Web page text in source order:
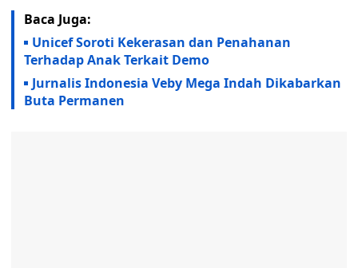
Baca Juga:
Unicef Soroti Kekerasan dan Penahanan
Terhadap Anak Terkait Demo
Jurnalis Indonesia Veby Mega Indah Dikabarkan
Buta Permanen